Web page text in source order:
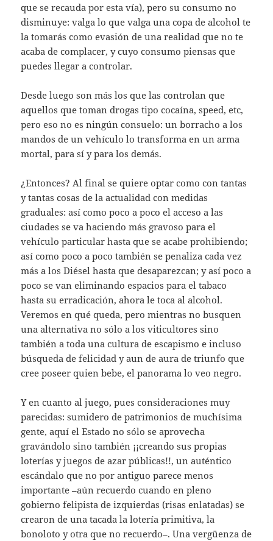
que se recauda por esta vía), pero su consumo no
disminuye: valga lo que valga una copa de alcohol te
la tomarás como evasión de una realidad que no te
acaba de complacer, y cuyo consumo piensas que
puedes llegar a controlar.
Desde luego son más los que las controlan que
aquellos que toman drogas tipo cocaína, speed, etc,
pero eso no es ningún consuelo: un borracho a los
mandos de un vehículo lo transforma en un arma
mortal, para sí y para los demás.
¿Entonces? Al final se quiere optar como con tantas
y tantas cosas de la actualidad con medidas
graduales: así como poco a poco el acceso a las
ciudades se va haciendo más gravoso para el
vehículo particular hasta que se acabe prohibiendo;
así como poco a poco también se penaliza cada vez
más a los Diésel hasta que desaparezcan; y así poco a
poco se van eliminando espacios para el tabaco
hasta su erradicación, ahora le toca al alcohol.
Veremos en qué queda, pero mientras no busquen
una alternativa no sólo a los viticultores sino
también a toda una cultura de escapismo e incluso
búsqueda de felicidad y aun de aura de triunfo que
cree poseer quien bebe, el panorama lo veo negro.
Y en cuanto al juego, pues consideraciones muy
parecidas: sumidero de patrimonios de muchísima
gente, aquí el Estado no sólo se aprovecha
gravándolo sino también ¡¡creando sus propias
loterías y juegos de azar públicas!!, un auténtico
escándalo que no por antiguo parece menos
importante –aún recuerdo cuando en pleno
gobierno felipista de izquierdas (risas enlatadas) se
crearon de una tacada la lotería primitiva, la
bonoloto y otra que no recuerdo–. Una vergüenza de